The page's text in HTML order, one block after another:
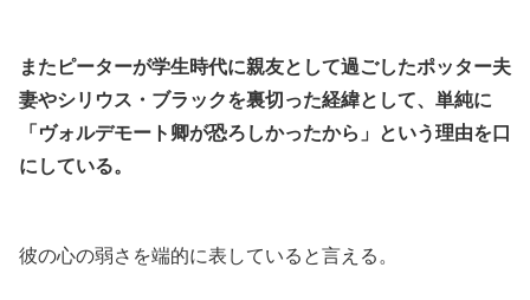
またピーターが学生時代に親友として過ごしたポッター夫
妻やシリウス・ブラックを裏切った経緯として、単純に
「ヴォルデモート卿が恐ろしかったから」という理由を口
にしている。
彼の心の弱さを端的に表していると言える。